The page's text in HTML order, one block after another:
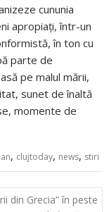
cununia
apropiați, într-un
în ton cu
parte de
pe malul mării,
sunet de înaltă
momente de
, clujtoday, news, stiri
din Grecia” în peste